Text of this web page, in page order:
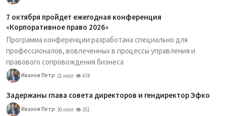
7 октября пройдет ежегодная конференция
«Корпоративное право 2026»
Программа конференции разработана специально для
профессионалов, вовлеченных в процессы управления и
правового сопровождения бизнеса
Иванов Петр 21 июл 474
Задержаны глава совета директоров и гендиректор Эфко
Иванов Петр 30 июл 351